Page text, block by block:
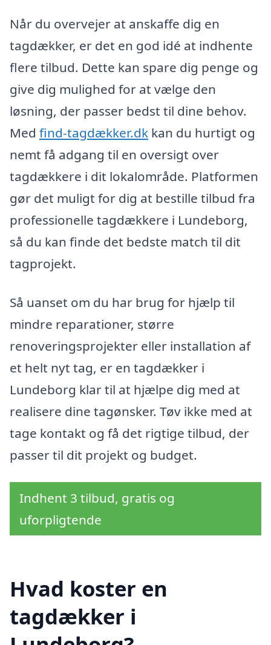
Når du overvejer at anskaffe dig en
tagdækker, er det en god idé at indhente
flere tilbud. Dette kan spare dig penge og
give dig mulighed for at vælge den
løsning, der passer bedst til dine behov.
Med find-tagdækker.dk kan du hurtigt og
nemt få adgang til en oversigt over
tagdækkere i dit lokalområde. Platformen
gør det muligt for dig at bestille tilbud fra
professionelle tagdækkere i Lundeborg,
så du kan finde det bedste match til dit
tagprojekt.
Så uanset om du har brug for hjælp til
mindre reparationer, større
renoveringsprojekter eller installation af
et helt nyt tag, er en tagdækker i
Lundeborg klar til at hjælpe dig med at
realisere dine tagønsker. Tøv ikke med at
tage kontakt og få det rigtige tilbud, der
passer til dit projekt og budget.
Indhent 3 tilbud, gratis og
uforpligtende
Hvad koster en
tagdækker i